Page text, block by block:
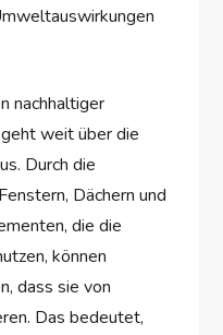
nachhaltiger
weit über die
Durch die
Dächern und
die die
können
dass sie von
Das bedeutet,